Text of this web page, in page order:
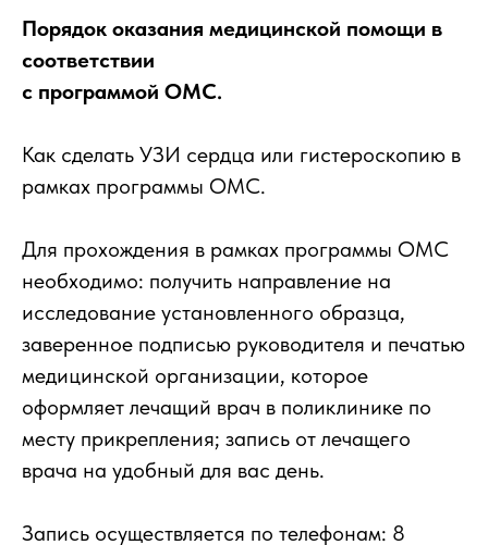
Порядок оказания медицинской помощи в
соответствии
с программой ОМС.
Как сделать УЗИ сердца или гистероскопию в
рамках программы ОМС.
Для прохождения в рамках программы ОМС
необходимо: получить направление на
исследование установленного образца,
заверенное подписью руководителя и печатью
медицинской организации, которое
оформляет лечащий врач в поликлинике по
месту прикрепления; запись от лечащего
врача на удобный для вас день.
Запись осуществляется по телефонам: 8